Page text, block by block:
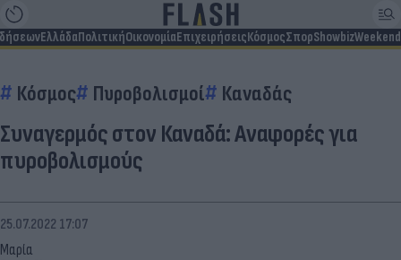
ΕλλάδαΠολιτικήΟικονομίαΕπιχειρήσειςΚόσμοςΣπορShowbizWeekend
Κόσμος Πυροβολισμοί Καναδάς
Συναγερμός στον Καναδά: Aναφορές για
πυροβολισμούς
Μαρία
25.07.2022 17:07